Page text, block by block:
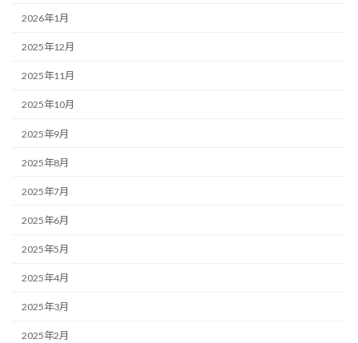
2026年1月
2025年12月
2025年11月
2025年10月
2025年9月
2025年8月
2025年7月
2025年6月
2025年5月
2025年4月
2025年3月
2025年2月